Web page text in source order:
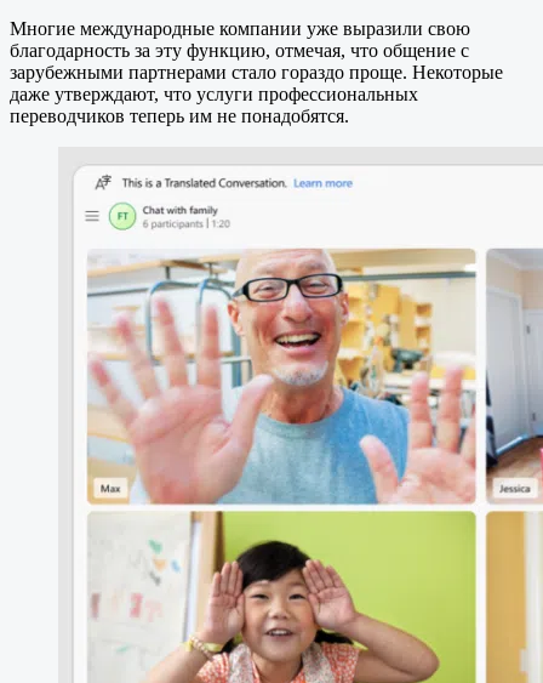
Многие международные компании уже выразили свою
благодарность за эту функцию, отмечая, что общение с
зарубежными партнерами стало гораздо проще. Некоторые
даже утверждают, что услуги профессиональных
переводчиков теперь им не понадобятся.